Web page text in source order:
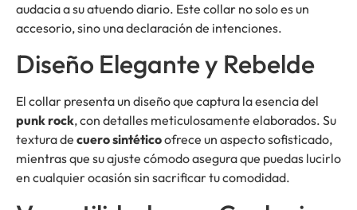
audacia a su atuendo diario. Este collar no solo es un
accesorio, sino una declaración de intenciones.
Diseño Elegante y Rebelde
El collar presenta un diseño que captura la esencia del
punk rock, con detalles meticulosamente elaborados. Su
textura de cuero sintéticoofrece un aspecto sofisticado,
mientras que su ajuste cómodo asegura que puedas lucirlo
en cualquier ocasión sin sacrificar tu comodidad.